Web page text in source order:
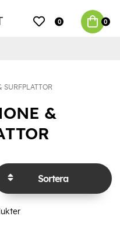
0 0
SURFPLATTOR
&
Sortera